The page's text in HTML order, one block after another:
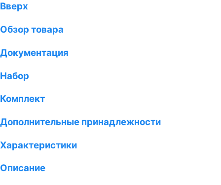
Вверх
Обзор товара
Документация
Набор
Комплект
Дополнительные принадлежности
Характеристики
Описание